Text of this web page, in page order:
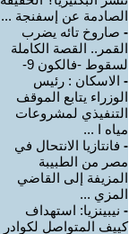
الصادمة عن إسفنجة ...
- صاروخ تائه يضرب
القمر.. القصة الكاملة
لسقوط -فالكون 9-
- الاسكان : رئيس
الوزراء يتابع الموقف
التنفيذي لمشروعات
مياه ا ...
- فانتازيا الانتحال في
مصر من الطبيبة
المزيفة إلى القاضي
المزي ...
- نيبينزيا: استهداف
كييف المتواصل لكوادر